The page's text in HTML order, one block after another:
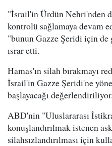
"İsrail'in Ürdün Nehri'nden
kontrolü sağlamaya devam
"bunun Gazze Şeridi için
ısrar etti.
Hamas'ın silah bırakmayı
İsrail'in Gazze Şeridi'ne
başlayacağı değerlendiriliyor.
ABD'nin "Uluslararası
konuşlandırılmak istenen
silahsızlandırılması için